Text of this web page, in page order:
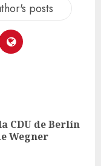
posts
CDU de Berlín
Wegner